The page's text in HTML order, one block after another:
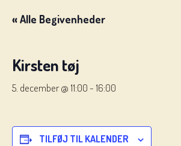
« Alle Begivenheder
Kirsten tøj
5. december @ 11:00 -16:00
TILFØJ TIL KALENDER